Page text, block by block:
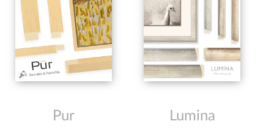
Pur Lumina